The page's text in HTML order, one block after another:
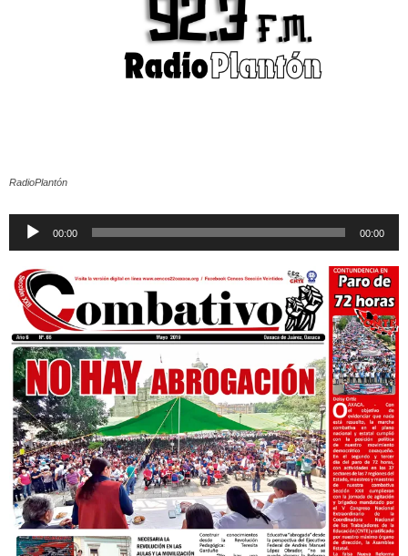
RadioPlantón
Reproductor
00:00 00:00